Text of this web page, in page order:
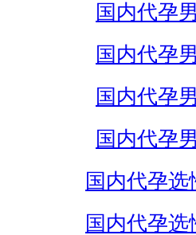
国内代孕
国内代孕
国内代孕
国内代孕
国内代孕选
国内代孕选